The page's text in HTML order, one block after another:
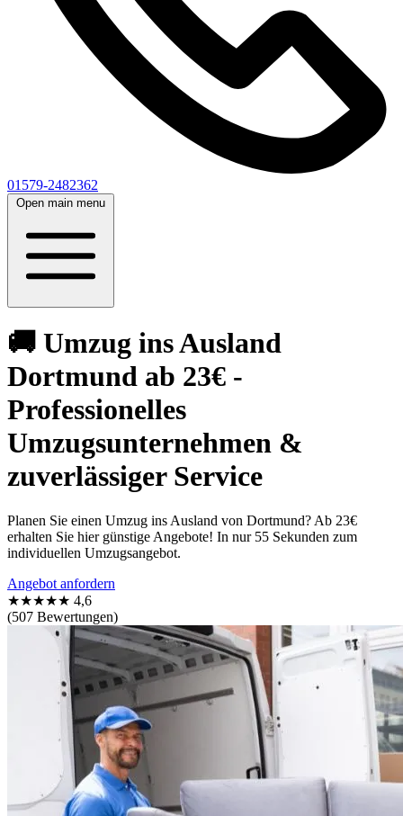
01579-2482362
Open main menu
🚚 Umzug ins Ausland
Dortmund ab 23€ -
Professionelles
Umzugsunternehmen &
zuverlässiger Service
Planen Sie einen Umzug ins Ausland von Dortmund? Ab 23€
erhalten Sie hier günstige Angebote! In nur 55 Sekunden zum
individuellen Umzugsangebot.
Angebot anfordern
★★★★★ 4,6
(507 Bewertungen)